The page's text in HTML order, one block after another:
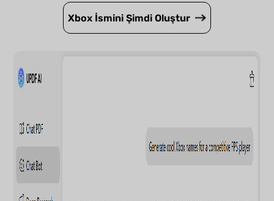
Xbox İsmini Şimdi Oluştur